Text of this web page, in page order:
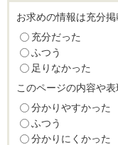
お求めの情報は充分
充分だった
ふつう
足りなかった
このページの内容や
分かりやすかった
ふつう
分かりにくかった